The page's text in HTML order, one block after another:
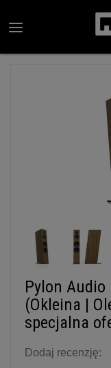
Pylon Audio
(Okleina |
specjalna
Dodaj recenzję: